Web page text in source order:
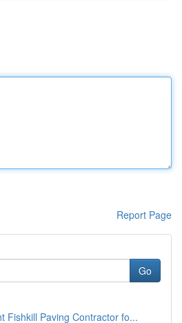
Report Page
Go
Fishkill Paving Contractor fo...